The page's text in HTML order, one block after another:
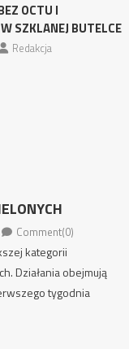
OCTU I
SZKLANEJ BUTELCE
Redakcja
Comment(0)
kategorii
Działania obejmują
tygodnia